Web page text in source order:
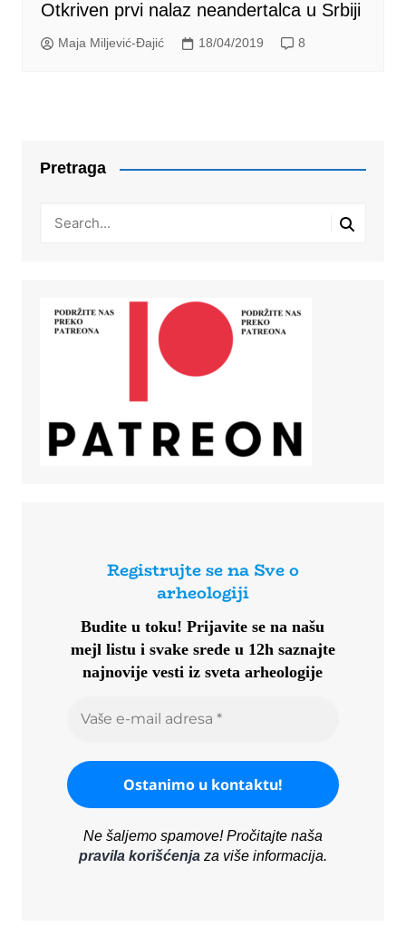
Otkriven prvi nalaz neandertalca u Srbiji
Maja Miljević-Đajić 18/04/2019 8
Pretraga
Registrujte se na Sve o
arheologiji
Budite u toku!Prijavite se na našu
mejl listu i svake srede u 12h saznajte
najnovije vesti iz sveta arheologije
Ne šaljemo spamove! Pročitajte naša
pravila korišćenjaza više informacija.